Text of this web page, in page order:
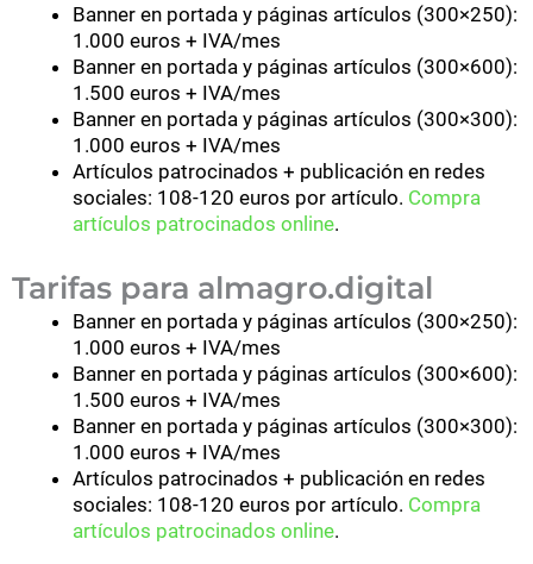
Banner en portada y páginas artículos (300×250):
1.000 euros + IVA/mes
Banner en portada y páginas artículos (300×600):
1.500 euros + IVA/mes
Banner en portada y páginas artículos (300×300):
1.000 euros + IVA/mes
Artículos patrocinados + publicación en redes
sociales: 108-120 euros por artículo. Compra
artículos patrocinados online.
Tarifas para almagro.digital
Banner en portada y páginas artículos (300×250):
1.000 euros + IVA/mes
Banner en portada y páginas artículos (300×600):
1.500 euros + IVA/mes
Banner en portada y páginas artículos (300×300):
1.000 euros + IVA/mes
Artículos patrocinados + publicación en redes
sociales: 108-120 euros por artículo. Compra
artículos patrocinados online.